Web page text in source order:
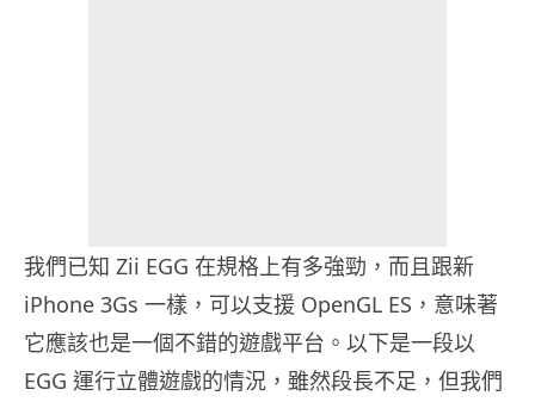
我們已知 Zii EGG 在規格上有多強勁，而且跟新
iPhone 3Gs 一樣，可以支援 OpenGL ES，意味著
它應該也是一個不錯的遊戲平台。以下是一段以
EGG 運行立體遊戲的情況，雖然段長不足，但我們